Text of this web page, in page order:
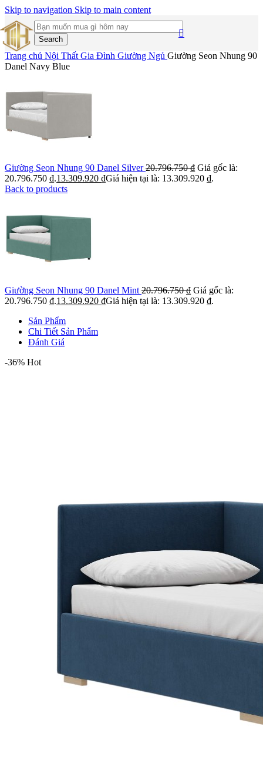
Skip to navigation Skip to main content
Search
Trang chủ Nội Thất Gia Đình Giường Ngủ Giường Seon Nhung 90
Danel Navy Blue
Giường Seon Nhung 90 Danel Silver20.796.750₫ Giá gốc là:
20.796.750 ₫.13.309.920 ₫Giá hiện tại là: 13.309.920 ₫.
Back to products
Giường Seon Nhung 90 Danel Mint 20.796.750₫ Giá gốc là:
20.796.750 ₫.13.309.920 ₫Giá hiện tại là: 13.309.920 ₫.
Sản Phẩm
Chi Tiết Sản Phẩm
Đánh Giá
-36% Hot